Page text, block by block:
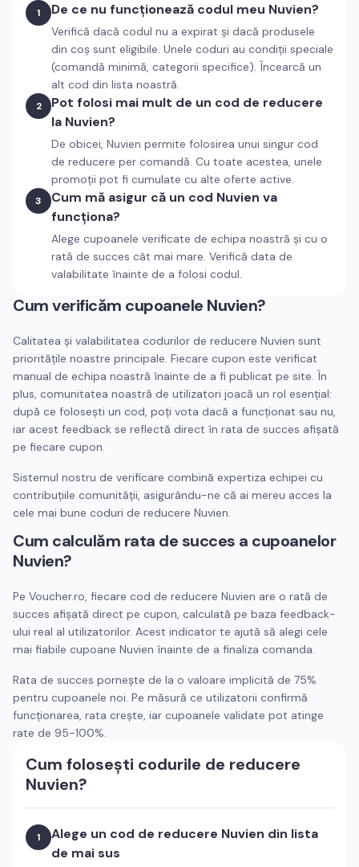
1 De ce nu funcționează codul meu Nuvien?
Verifică dacă codul nu a expirat și dacă produsele
din coș sunt eligibile. Unele coduri au condiții speciale
(comandă minimă, categorii specifice). Încearcă un
alt cod din lista noastră.
2
Pot folosi mai mult de un cod de reducere
la Nuvien?
De obicei, Nuvien permite folosirea unui singur cod
de reducere per comandă. Cu toate acestea, unele
promoții pot fi cumulate cu alte oferte active.
3
Cum mă asigur că un cod Nuvien va
funcționa?
Alege cupoanele verificate de echipa noastră și cu o
rată de succes cât mai mare. Verifică data de
valabilitate înainte de a folosi codul.
Cum verificăm cupoanele Nuvien?
Calitatea și valabilitatea codurilor de reducere Nuvien sunt
prioritățile noastre principale. Fiecare cupon este verificat
manual de echipa noastră înainte de a fi publicat pe site. În
plus, comunitatea noastră de utilizatori joacă un rol esențial:
după ce folosești un cod, poți vota dacă a funcționat sau nu,
iar acest feedback se reflectă direct în rata de succes afișată
pe fiecare cupon.
Sistemul nostru de verificare combină expertiza echipei cu
contribuțiile comunității, asigurându-ne că ai mereu acces la
cele mai bune coduri de reducere Nuvien.
Cum calculăm rata de succes a cupoanelor
Nuvien?
Pe Voucher.ro, fiecare cod de reducere Nuvien are o rată de
succes afișată direct pe cupon, calculată pe baza feedback-
ului real al utilizatorilor. Acest indicator te ajută să alegi cele
mai fiabile cupoane Nuvien înainte de a finaliza comanda.
Rata de succes pornește de la o valoare implicită de 75%
pentru cupoanele noi. Pe măsură ce utilizatorii confirmă
funcționarea, rata crește, iar cupoanele validate pot atinge
rate de 95-100%.
Cum folosești codurile de reducere
Nuvien?
1 Alege un cod de reducere Nuvien din lista
de mai sus